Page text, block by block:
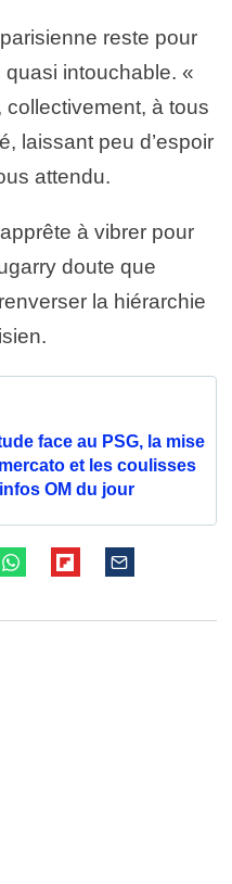
reste pour
quasi intouchable. «
collectivement, à tous
laissant peu d’espoir
attendu.
à vibrer pour
doute que
la hiérarchie
face au PSG, la mise
et les coulisses
OM du jour